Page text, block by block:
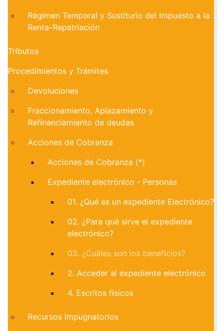
Régimen Temporal y Sustiturio del Impuesto a la
Renta-Repatriación
Tributos
Procedimientos y Trámites
Devoluciones
Fraccionamiento, Aplazamiento y
Refinanciamiento de deudas
Acciones de Cobranza
Acciones de Cobranza (*)
Expediente electrónico - Personas
01. ¿Qué es un expediente Electrónico?
02. ¿Para qué sirve el expediente
electrónico?
03. ¿Cuáles son los beneficios?
2. Acceder al expediente electrónico
4. Escritos físicos
Recursos Impugnatorios